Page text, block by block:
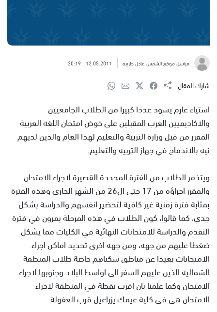
مراسل موقع الشمس عادل طربيه 12.05.2011
20:19
شارك المقال
استياء عارم يسود عددا كبيرا من الطلاب الجامعيين
والاكاديميين العرب المقبلين على خوض امتحان اللغه العربية
المقرر من قبل وزارة التربية والتعليم لهذا العام والذين لديهم
نية بالاندماج في جهاز التربية والتعليم.
ويتذمر الطلاب من الفترة المحددة القصيرة لاجراء الامتحان
والمقرر اجراؤه من 17 حتى ال26 من الشهر الجاري وهذه الفترة
بمثابة فترة زمنية غير كافية لتحضير انفسهم والدراسة بشكل
جدي، كما قالوا، كون الطلاب في هذه المرحلة يمرون في فترة
التقدم والدراسة للامتحانات النهائية في الكليات مما يشكل
ضغطا عليهم من جهة، ومن جهة اخرى تحديد اماكن اجراء
الامتحانات بعيدا عن مناطق سكناهم خاصة طلاب المنطقة
الشمالية الذين عليهم السفر الى اواسط البلاد وجنوبها لاجراء
الامتحان وكما علمنا بان اقرب نقطة في المنطقة لاجراء
الامتحان هي في كلية عيمك يزراعيل قرب العفولة.